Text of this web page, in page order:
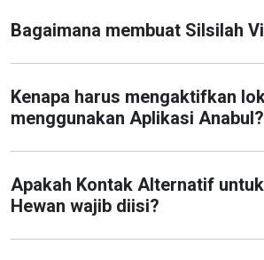
Bagaimana membuat Silsilah
Kenapa harus mengaktifkan
menggunakan Aplikasi Anabul?
Apakah Kontak Alternatif
Hewan wajib diisi?